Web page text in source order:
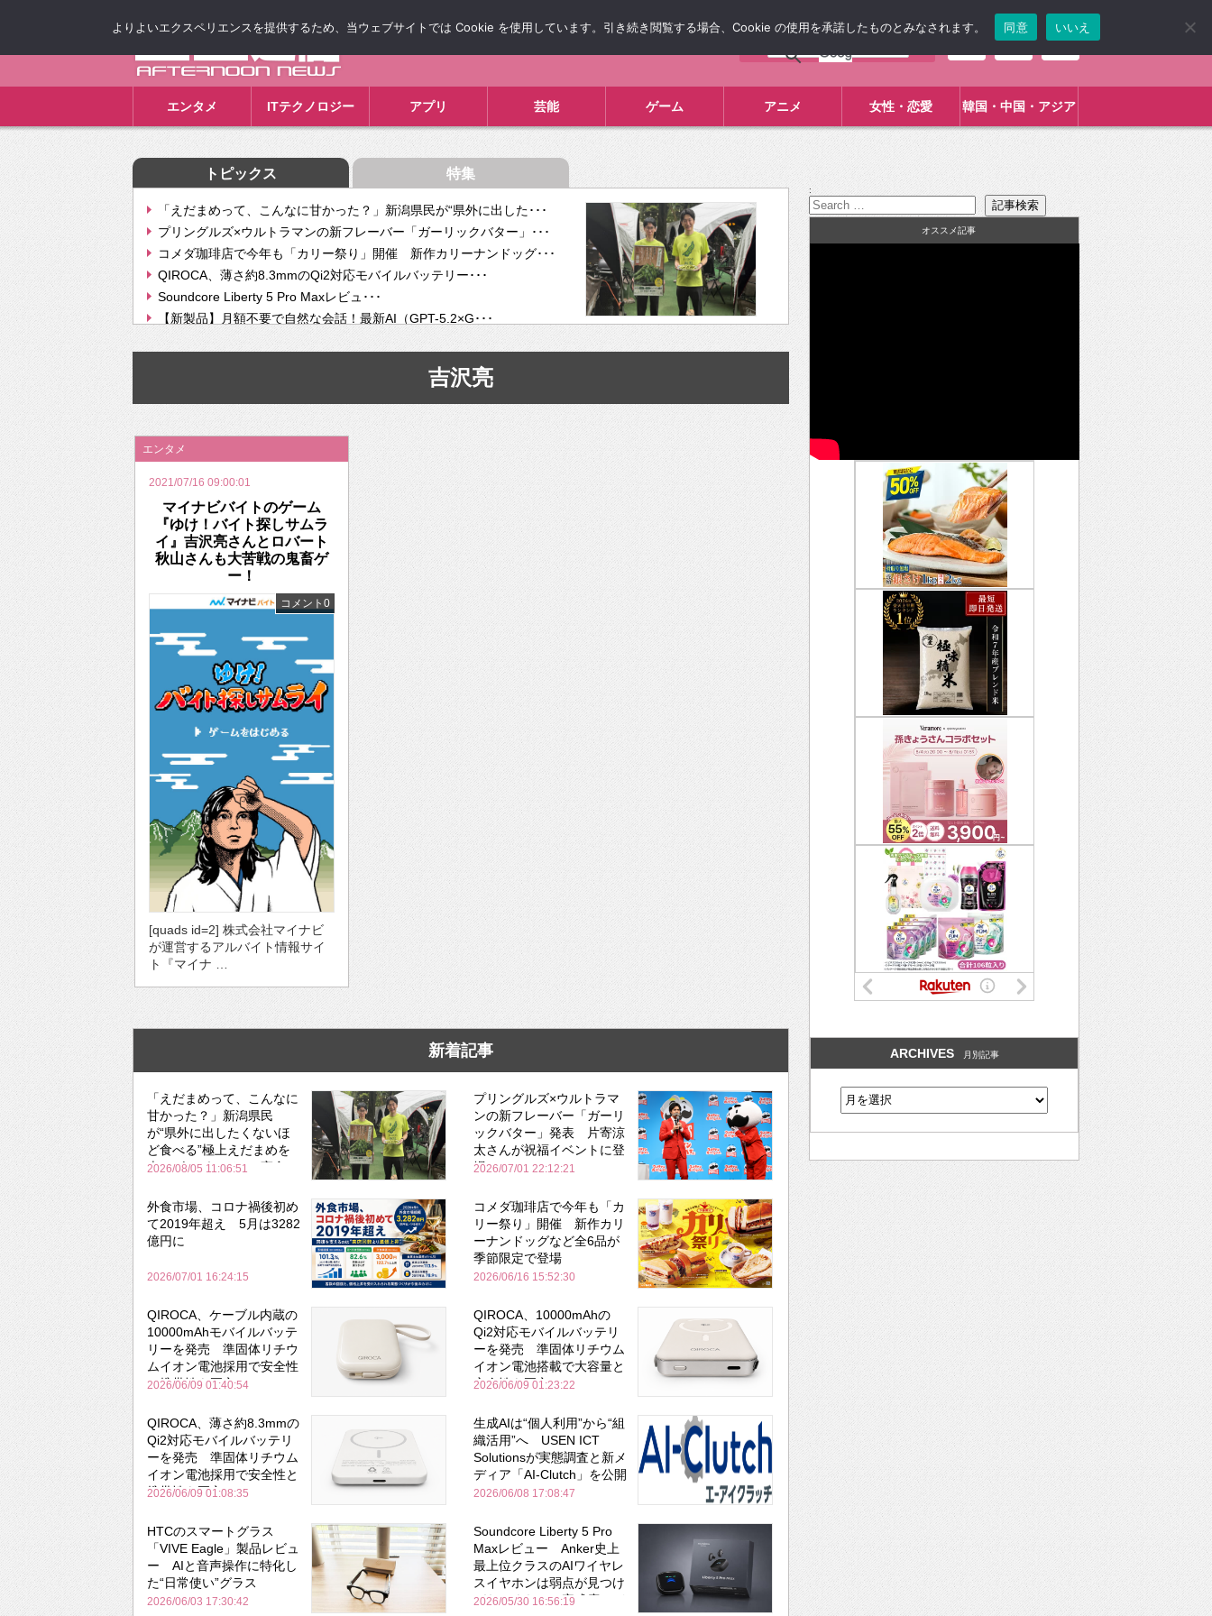
エンタメ ITテクノロジー アプリ 芸能 ゲーム アニメ 女性・恋愛 韓国・中国・アジア
トピックス 特集
「えだまめって、こんなに甘かった？」新潟県民が“県外に出した･･･
プリングルズ×ウルトラマンの新フレーバー「ガーリックバター」･･･
コメダ珈琲店で今年も「カリー祭り」開催 新作カリーナンドッグ･･･
QIROCA、薄さ約8.3mmのQi2対応モバイルバッテリー･･･
Soundcore Liberty 5 Pro Maxレビュ･･･
【新製品】月額不要で自然な会話！最新AI（GPT-5.2×G･･･
【次世代の没入感と生産性】VITURE Luma Ultra･･･
挫折率8割の壁をAIで突破。ジャストシステム、”自分が今話し･･･
2026年のバレンタインは「自分で作って、想いを渡す」 TE･･･
吉沢亮
エンタメ
2021/07/16 09:00:01
マイナビバイトのゲーム
『ゆけ！バイト探しサムラ
イ』吉沢亮さんとロバート
秋山さんも大苦戦の鬼畜ゲ
ー！
コメント0
[quads id=2] 株式会社マイナビ
が運営するアルバイト情報サイ
ト『マイナ …
新着記事
「えだまめって、こんなに
甘かった？」新潟県民
が“県外に出したくないほ
ど食べる”極上えだまめを
森のビアガーデンで実食
2026/08/05 11:06:51
プリングルズ×ウルトラマ
ンの新フレーバー「ガーリ
ックバター」発表 片寄涼
太さんが祝福イベントに登
場
2026/07/01 22:12:21
外食市場、コロナ禍後初め
て2019年超え 5月は3282
億円に
2026/07/01 16:24:15
コメダ珈琲店で今年も「カ
リー祭り」開催 新作カリ
ーナンドッグなど全6品が
季節限定で登場
2026/06/16 15:52:30
QIROCA、ケーブル内蔵の
10000mAhモバイルバッテ
リーを発売 準固体リチウ
ムイオン電池採用で安全性
と携帯性を両立
2026/06/09 01:40:54
QIROCA、10000mAhの
Qi2対応モバイルバッテリ
ーを発売 準固体リチウム
イオン電池搭載で大容量と
安全性を両立
2026/06/09 01:23:22
QIROCA、薄さ約8.3mmの
Qi2対応モバイルバッテリ
ーを発売 準固体リチウム
イオン電池採用で安全性と
携帯性を両立
2026/06/09 01:08:35
生成AIは“個人利用”から“組
織活用”へ USEN ICT
Solutionsが実態調査と新メ
ディア「AI-Clutch」を公開
2026/06/08 17:08:47
HTCのスマートグラス
「VIVE Eagle」製品レビュ
ー AIと音声操作に特化し
た“日常使い”グラス
2026/06/03 17:30:42
Soundcore Liberty 5 Pro
Maxレビュー Anker史上
最上位クラスのAIワイヤレ
スイヤホンは弱点が見つけ
づらいくらいの完成度にび
2026/05/30 16:56:19
:
オススメ記事
ARCHIVES 月別記事
よりよいエクスペリエンスを提供するため、当ウェブサイトでは Cookie を使用しています。引き続き閲覧する場合、Cookie の使用を承諾したものとみなされます。 同意 いいえ